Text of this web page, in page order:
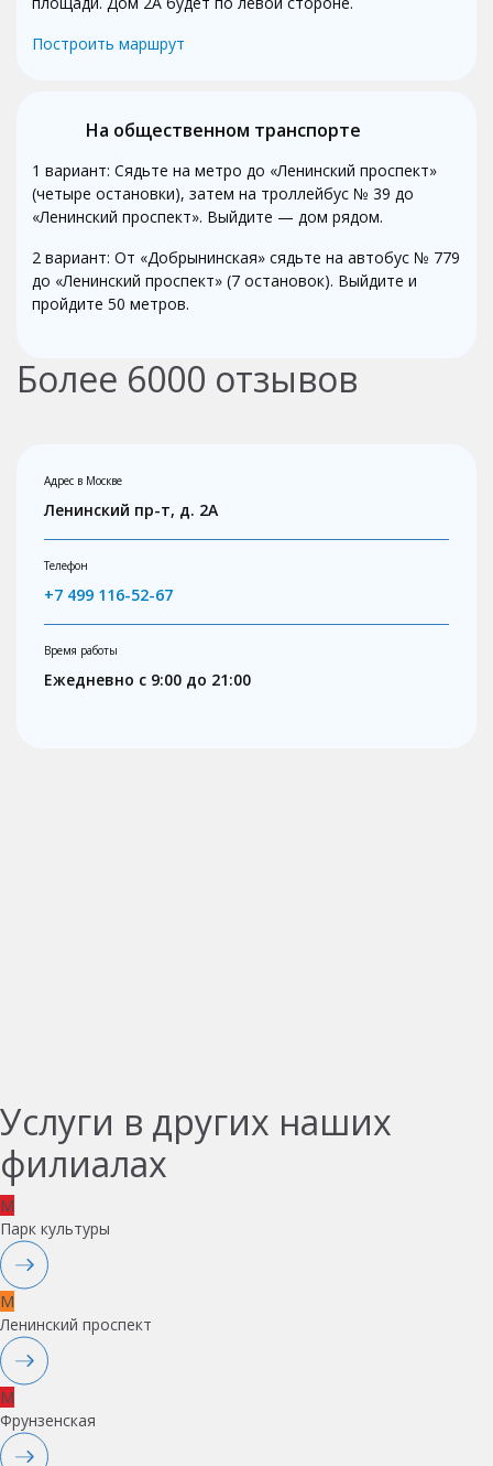
Построить маршрут
На общественном транспорте
1 вариант: Сядьте на метро до «Ленинский проспект»
(четыре остановки), затем на троллейбус № 39 до
«Ленинский проспект». Выйдите — дом рядом.
2 вариант: От «Добрынинская» сядьте на автобус № 779
до «Ленинский проспект» (7 остановок). Выйдите и
пройдите 50 метров.
Более 6000 отзывов
Адрес в Москве
Ленинский пр-т, д. 2А
Телефон
+7 499 116-52-67
Время работы
Ежедневно с 9:00 до 21:00
Услуги в других наших
филиалах
M
Парк культуры
M
Ленинский проспект
M
Фрунзенская